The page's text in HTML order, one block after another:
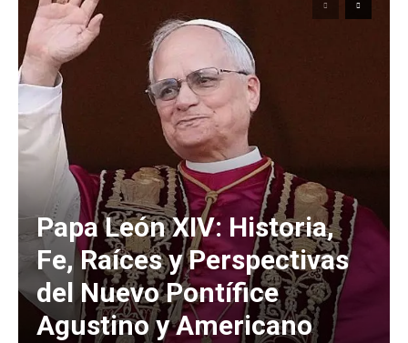
Papa León XIV: Historia,
Fe, Raíces y Perspectivas
del Nuevo Pontífice
Agustino y Americano